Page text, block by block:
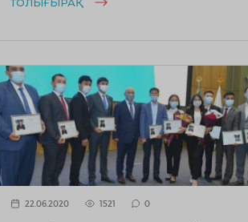
22.06.2020 1521 0